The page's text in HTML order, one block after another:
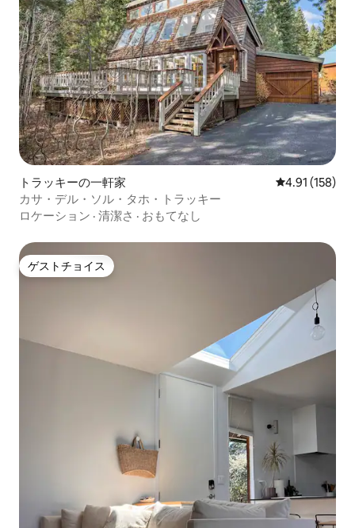
トラッキーの一軒家 レビュー158
4.91 (158)
カサ・デル・ソル・タホ・トラッキー
ロケーション · 清潔さ · おもてなし
ゲストチョイス
ゲストチョイス